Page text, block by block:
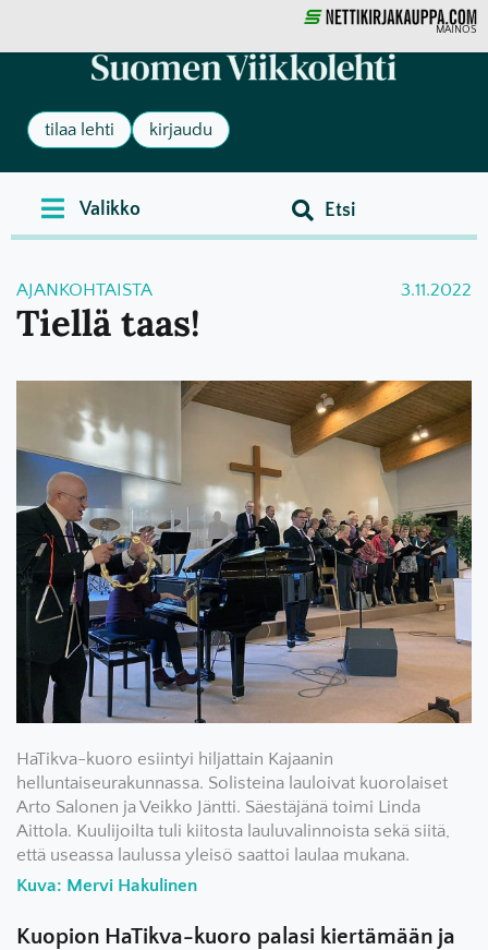
MAINOS
tilaa lehti kirjaudu
AJANKOHTAISTA 3.11.2022
Tiellä taas!
HaTikva-kuoro esiintyi hiljattain Kajaanin
helluntaiseurakunnassa. Solisteina lauloivat kuorolaiset
Arto Salonen ja Veikko Jäntti. Säestäjänä toimi Linda
Aittola. Kuulijoilta tuli kiitosta lauluvalinnoista sekä siitä,
että useassa laulussa yleisö saattoi laulaa mukana.
Kuva: Mervi Hakulinen
Kuopion HaTikva-kuoro palasi kiertämään ja